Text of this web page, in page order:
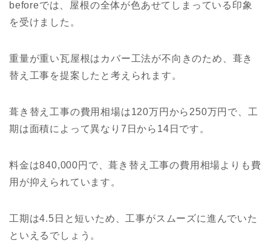
beforeでは、屋根の全体が色あせてしまっている印象
を受けました。
重量が重い瓦屋根はカバー工法が不向きのため、葺き
替え工事を提案したと考えられます。
葺き替え工事の費用相場は120万円から250万円で、工
期は面積によって異なり7日から14日です。
料金は840,000円で、葺き替え工事の費用相場よりも費
用が抑えられています。
工期は4.5日と短いため、工事がスムーズに進んでいた
といえるでしょう。